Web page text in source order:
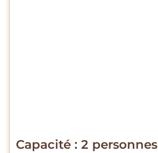
Capacité : 2 personnes